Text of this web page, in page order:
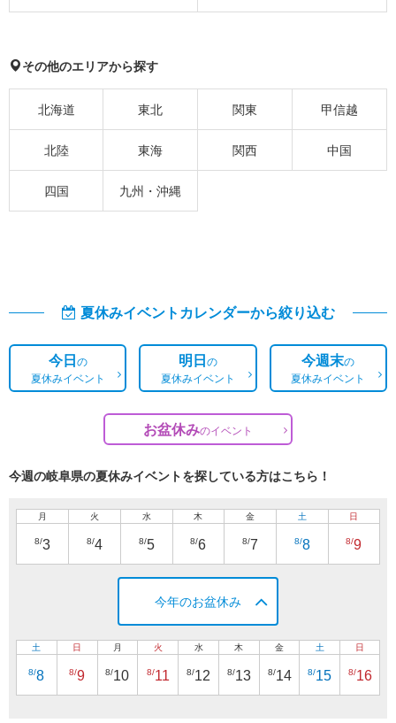
その他のエリアから探す
北海道 東北 関東 甲信越
北陸 東海 関西 中国
四国 九州・沖縄
夏休みイベントカレンダーから絞り込む
今日の
夏休みイベント
明日の
夏休みイベント
今週末の
夏休みイベント
お盆休みのイベント
今週の岐阜県の夏休みイベントを探している方はこちら！
月
8/3
火
8/4
水
8/5
木
8/6
金
8/7
土
8/8
日
8/9
今年のお盆休み
土
8/8
日
8/9
月
8/10
火
8/11
水
8/12
木
8/13
金
8/14
土
8/15
日
8/16